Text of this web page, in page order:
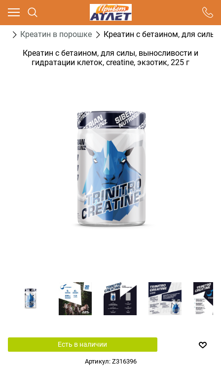
Креатин в порошке
Креатин с бетаином, для силы,
Креатин с бетаином, для силы, выносливости и
гидратации клеток, creatine, экзотик, 225 г
Есть в наличии
Артикул: Z316396
Ваш город - Москва,
угадали?
ДА НЕТ